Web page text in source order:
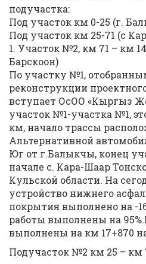
подучастка:
Под участок км 0-25 (г.
Под участок км 25-71 (с
1. Участок №2, км 71 – км
Барскоон)
По участку №1,
реконструкции
вступает ОсОО «Кыргыз
участок №1-участка №1,
км, начало трассы
Альтернативной
Юг от г.Балыкчы, конец
начале с. Кара-Шаар
Кульской области. На
устройство нижнего
покрытия выполнено на -
работы выполнены на
выполнены на км 17+870 на
Подучасток №2 км 25 – км